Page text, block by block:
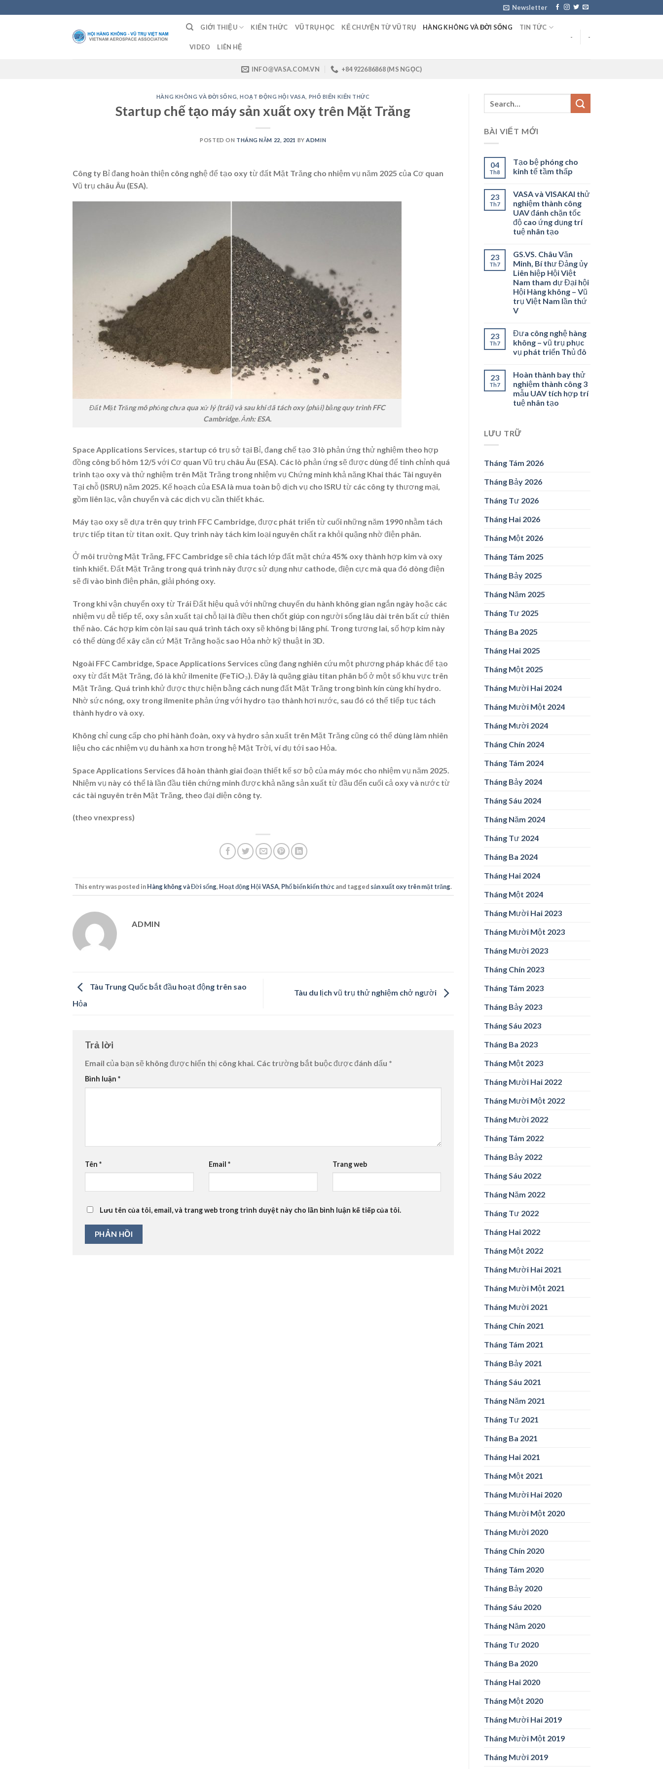
to
Newsletter
GIỚI THIỆU KIẾN THỨC VŨ TRỤ HỌC KỂ CHUYỆN TỪ VŨ TRỤ HÀNG KHÔNG VÀ ĐỜI SỐNG TIN TỨC
VIDEO LIÊN HỆ
- -
INFO@VASA.COM.VN +84 922686868 (MS NGỌC)
HÀNG KHÔNG VÀ ĐỜI SỐNG ,HOẠT ĐỘNG HỘI VASA PHỔ BIẾN KIẾN THỨC
Startup chế tạo máy sản xuất oxy trên Mặt Trăng
POSTED ON THÁNG NĂM 22, 2021 BY ADMIN
Công ty Bỉ đang hoàn thiện công nghệ để tạo oxy từ đất Mặt Trăng cho nhiệm vụ năm 2025 của Cơ quan
Vũ trụ châu Âu (ESA).
Đất Mặt Trăng mô phỏng chưa qua xử lý (trái) và sau khi đã tách oxy (phải) bằng quy trình FFC
Cambridge. Ảnh: ESA.
Space Applications Services, startup có trụ sở tại Bỉ, đang chế tạo 3 lò phản ứng thử nghiệm theo hợp
đồng công bố hôm 12/5 với Cơ quan Vũ trụ châu Âu (ESA). Các lò phản ứng sẽ được dùng để tinh chỉnh quá
trình tạo oxy và thử nghiệm trên Mặt Trăng trong nhiệm vụ Chứng minh khả năng Khai thác Tài nguyên
Tại chỗ (ISRU) năm 2025. Kế hoạch của ESA là mua toàn bộ dịch vụ cho ISRU từ các công ty thương mại,
gồm liên lạc, vận chuyển và các dịch vụ cần thiết khác.
Máy tạo oxy sẽ dựa trên quy trình FFC Cambridge, được phát triển từ cuối những năm 1990 nhằm tách
trực tiếp titan từ titan oxit. Quy trình này tách kim loại nguyên chất ra khỏi quặng nhờ điện phân.
Ở môi trường Mặt Trăng, FFC Cambridge sẽ chia tách lớp đất mặt chứa 45% oxy thành hợp kim và oxy
tinh khiết. Đất Mặt Trăng trong quá trình này được sử dụng như cathode, điện cực mà qua đó dòng điện
sẽ đi vào bình điện phân, giải phóng oxy.
Trong khi vận chuyển oxy từ Trái Đất hiệu quả với những chuyến du hành không gian ngắn ngày hoặc các
nhiệm vụ dễ tiếp tế, oxy sản xuất tại chỗ lại là điều then chốt giúp con người sống lâu dài trên bất cứ thiên
thế nào. Các hợp kim còn lại sau quá trình tách oxy sẽ không bị lãng phí. Trong tương lai, số hợp kim này
có thể dùng để xây căn cứ Mặt Trăng hoặc sao Hỏa nhờ kỹ thuật in 3D.
Ngoài FFC Cambridge, Space Applications Services cũng đang nghiên cứu một phương pháp khác để tạo
oxy từ đất Mặt Trăng, đó là khử ilmenite (FeTiO₃). Đây là quặng giàu titan phân bố ở một số khu vực trên
Mặt Trăng. Quá trình khử được thực hiện bằng cách nung đất Mặt Trăng trong bình kín cùng khí hydro.
Nhờ sức nóng, oxy trong ilmenite phản ứng với hydro tạo thành hơi nước, sau đó có thể tiếp tục tách
thành hydro và oxy.
Không chỉ cung cấp cho phi hành đoàn, oxy và hydro sản xuất trên Mặt Trăng cũng có thể dùng làm nhiên
liệu cho các nhiệm vụ du hành xa hơn trong hệ Mặt Trời, ví dụ tới sao Hỏa.
Space Applications Services đã hoàn thành giai đoạn thiết kế sơ bộ của máy móc cho nhiệm vụ năm 2025.
Nhiệm vụ này có thể là lần đầu tiên chứng minh được khả năng sản xuất từ đầu đến cuối cả oxy và nước từ
các tài nguyên trên Mặt Trăng, theo đại diện công ty.
(theo vnexpress)
This entry was posted inHàng không và Đời sống, Hoạt động Hội VASA, Phổ biến kiến thứcand tagged sản xuất oxy trên mặt trăng.
ADMIN
Tàu Trung Quốc bắt đầu hoạt động trên sao
Hỏa
Tàu du lịch vũ trụ thử nghiệm chở người
Trả lời
Email của bạn sẽ không được hiển thị công khai. Các trường bắt buộc được đánh dấu *
Bình luận *
Tên * Email * Trang web
Lưu tên của tôi, email, và trang web trong trình duyệt này cho lần bình luận kế tiếp của tôi.
BÀI VIẾT MỚI
04
Th8
Tạo bệ phóng cho
kinh tế tầm thấp
23
Th7
VASA và VISAKAI thử
nghiệm thành công
UAV đánh chặn tốc
độ cao ứng dụng trí
tuệ nhân tạo
23
Th7
GS.VS. Châu Văn
Minh, Bí thư Đảng ủy
Liên hiệp Hội Việt
Nam tham dự Đại hội
Hội Hàng không – Vũ
trụ Việt Nam lần thứ
V
23
Th7
Đưa công nghệ hàng
không – vũ trụ phục
vụ phát triển Thủ đô
23
Th7
Hoàn thành bay thử
nghiệm thành công 3
mẫu UAV tích hợp trí
tuệ nhân tạo
LƯU TRỮ
Tháng Tám 2026
Tháng Bảy 2026
Tháng Tư 2026
Tháng Hai 2026
Tháng Một 2026
Tháng Tám 2025
Tháng Bảy 2025
Tháng Năm 2025
Tháng Tư 2025
Tháng Ba 2025
Tháng Hai 2025
Tháng Một 2025
Tháng Mười Hai 2024
Tháng Mười Một 2024
Tháng Mười 2024
Tháng Chín 2024
Tháng Tám 2024
Tháng Bảy 2024
Tháng Sáu 2024
Tháng Năm 2024
Tháng Tư 2024
Tháng Ba 2024
Tháng Hai 2024
Tháng Một 2024
Tháng Mười Hai 2023
Tháng Mười Một 2023
Tháng Mười 2023
Tháng Chín 2023
Tháng Tám 2023
Tháng Bảy 2023
Tháng Sáu 2023
Tháng Ba 2023
Tháng Một 2023
Tháng Mười Hai 2022
Tháng Mười Một 2022
Tháng Mười 2022
Tháng Tám 2022
Tháng Bảy 2022
Tháng Sáu 2022
Tháng Năm 2022
Tháng Tư 2022
Tháng Hai 2022
Tháng Một 2022
Tháng Mười Hai 2021
Tháng Mười Một 2021
Tháng Mười 2021
Tháng Chín 2021
Tháng Tám 2021
Tháng Bảy 2021
Tháng Sáu 2021
Tháng Năm 2021
Tháng Tư 2021
Tháng Ba 2021
Tháng Hai 2021
Tháng Một 2021
Tháng Mười Hai 2020
Tháng Mười Một 2020
Tháng Mười 2020
Tháng Chín 2020
Tháng Tám 2020
Tháng Bảy 2020
Tháng Sáu 2020
Tháng Năm 2020
Tháng Tư 2020
Tháng Ba 2020
Tháng Hai 2020
Tháng Một 2020
Tháng Mười Hai 2019
Tháng Mười Một 2019
Tháng Mười 2019